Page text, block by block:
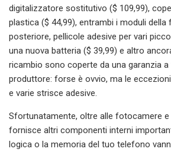
digitalizzatore sostitutivo ($ 109,99),
plastica ($ 44,99), entrambi i moduli
posteriore, pellicole adesive per vari
una nuova batteria ($ 39,99) e altro
ricambio sono coperte da una garanzia
produttore: forse è ovvio, ma le
e varie strisce adesive.
Sfortunatamente, oltre alle fotocamere e
fornisce altri componenti interni
logica o la memoria del tuo telefono